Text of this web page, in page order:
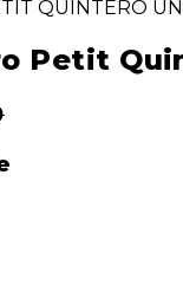
Petit